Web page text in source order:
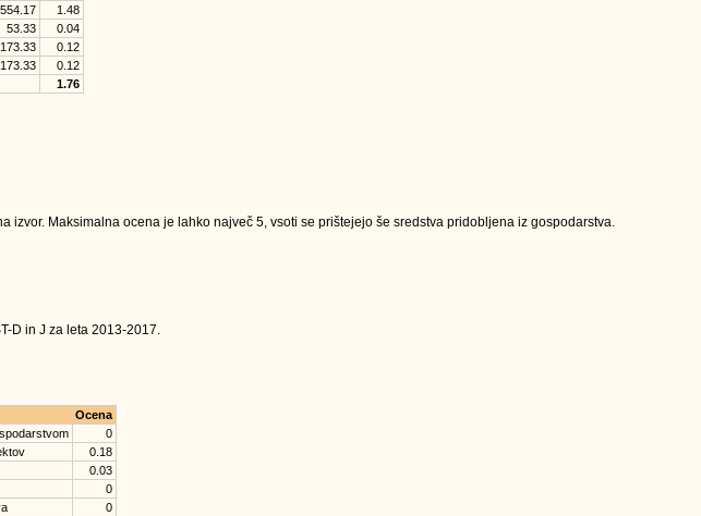
554.17
1.48
53.33
0.04
173.33
0.12
173.33
0.12
1.76
Maksimalna ocena je lahko največ 5, vsoti se prištejejo še sredstva pridobljena iz gospodarstva.
D in J za leta 2013-2017.
Ocena
0
0.18
0.03
0
0